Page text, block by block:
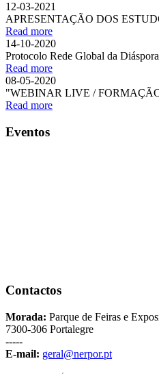
12-03-2021
APRESENTAÇÃO DOS
Read more
14-10-2020
Protocolo Rede Global da Diáspora
Read more
08-05-2020
"WEBINAR LIVE /
Read more
Eventos
Contactos
Morada: Parque de Feiras e
7300-306 Portalegre
-----
E-mail: geral@nerpor.pt